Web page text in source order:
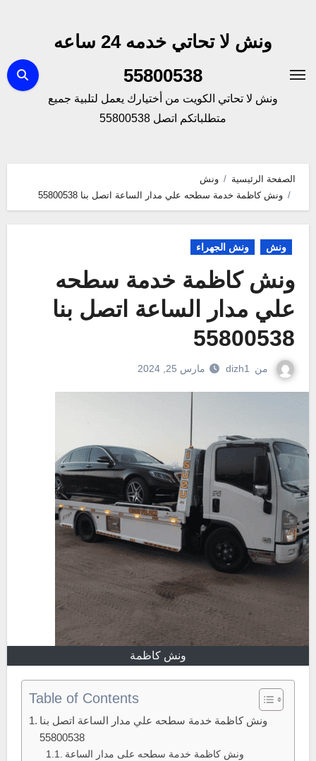
ونش لا تحاتي خدمه 24 ساعه
55800538
ونش لا تحاتي الكويت من أختيارك يعمل لتلبية جميع
متطلباتكم اتصل 55800538
الصفحة الرئيسية
ونش
ونش كاظمة خدمة سطحه علي مدار الساعة اتصل بنا 55800538
ونش ونش الجهراء
ونش كاظمة خدمة سطحه
علي مدار الساعة اتصل بنا
55800538
من dizh1 مارس 25, 2024
ونش كاظمة
Table of Contents
ونش كاظمة خدمة سطحه علي مدار الساعة اتصل بنا
55800538
ونش كاظمة خدمة سطحه على مدار الساعة